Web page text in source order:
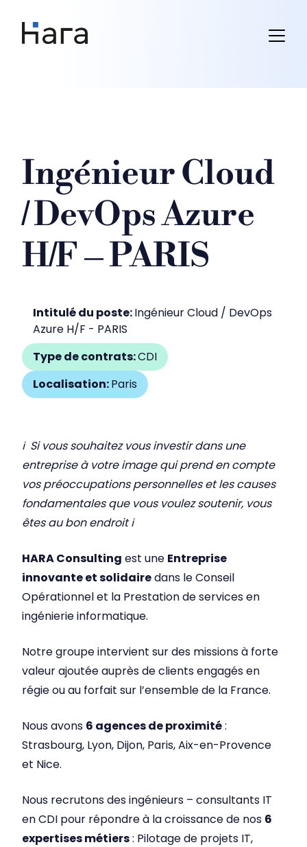
content
Ingénieur Cloud
/ DevOps Azure
H/F – PARIS
Intitulé du poste:Ingénieur Cloud / DevOps
Azure H/F - PARIS
Type de contrats:CDI
Localisation:Paris
ℹ Si vous souhaitez vous investir dans une
entreprise à votre image qui prend en compte
vos préoccupations personnelles et les causes
fondamentales que vous voulez soutenir, vous
êtes au bon endroit ℹ
HARA Consulting est une Entreprise
innovante et solidairedans le Conseil
Opérationnel et la Prestation de services en
ingénierie informatique.
Notre groupe intervient sur des missions à forte
valeur ajoutée auprès de clients engagés en
régie ou au forfait sur l’ensemble de la France.
Nous avons 6 agences de proximité:
Strasbourg, Lyon, Dijon, Paris, Aix-en-Provence
et Nice.
Nous recrutons des ingénieurs – consultants IT
en CDI pour répondre à la croissance de nos 6
expertises métiers: Pilotage de projets IT,